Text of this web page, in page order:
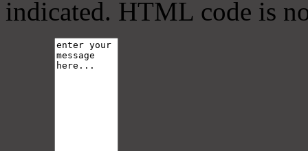
indicated. HTML code is